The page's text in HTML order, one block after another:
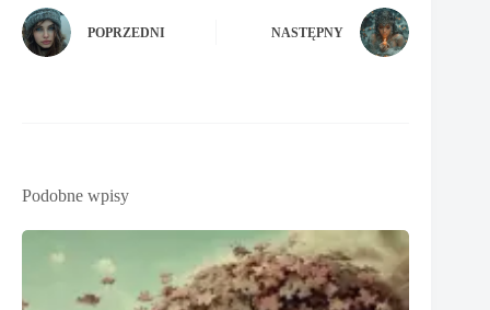
POPRZEDNI NASTĘPNY
Podobne wpisy